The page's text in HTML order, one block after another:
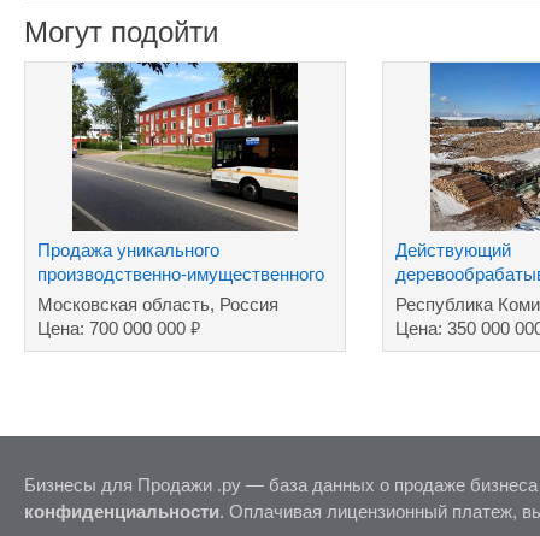
Могут подойти
Продажа уникального
производственно-имущественного
комплекса
Московская область, Россия
Цена: 700 000 000 ₽
Действующий
Республика
Цена: 350 000
Бизнесы для Продажи .ру — база данных о продаже
конфиденциальности. Оплачивая лицензионный платеж,